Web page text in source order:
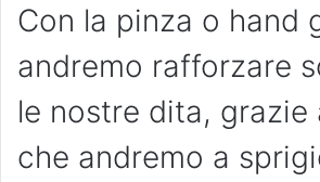
Con la pinza o hand
andremo rafforzare
le nostre dita, grazie
che andremo a